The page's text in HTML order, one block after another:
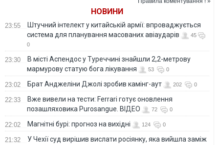
НОВИНИ
23:55
Штучний інтелект у китайській армії: впроваджується
система для планування масованих авіаударів
45
0
23:30
В місті Аспендос у Туреччині знайшли 2,2-метрову
мармурову статую бога лікування
53 0
23:02 Брат Анджеліни Джолі зробив камінг-аут 202 0
22:33
Вже вивели на тести: Ferrari готує оновлення
позашляховика Purosangue. ВІДЕО
72 0
22:02 Магнітні бурі: прогноз на вихідні 124 0
21:32
У Чехії суд вирішив вислати росіянку, яка вийшла заміж